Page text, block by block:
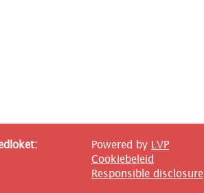
Powered by LVP
Cookiebeleid
Responsible disclosure